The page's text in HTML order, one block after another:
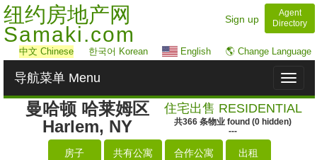
纽约房地产网
Samaki.com
Sign up
Agent
Directory
中文 Chinese 한국어 Korean English 🌎 Change Language
Toggle
导航菜单 Menu
曼哈顿 哈莱姆区
Harlem, NY
住宅出售 RESIDENTIAL
共366 条物业 found (0 hidden)
---
房子
共有公寓
合作公寓
出租